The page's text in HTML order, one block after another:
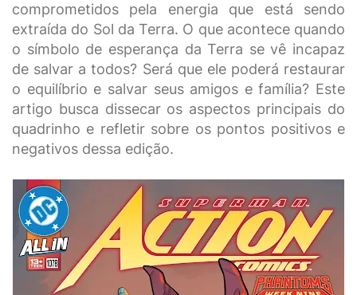
comprometidos pela energia que está sendo
extraída do Sol da Terra. O que acontece quando
o símbolo de esperança da Terra se vê incapaz
de salvar a todos? Será que ele poderá restaurar
o equilíbrio e salvar seus amigos e família? Este
artigo busca dissecar os aspectos principais do
quadrinho e refletir sobre os pontos positivos e
negativos dessa edição.